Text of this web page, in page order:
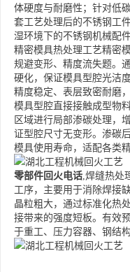
体硬度与耐磨性；针对低
套工艺处理后的不锈钢工
湿环境下的不锈钢机械配件
精密模具热处理工艺精密
规避变形、精度流失题。
硬化，保证模具型腔光洁
精度稳定、表层致密耐磨
模具型腔直接接触成型物
区域进行局部渗碳处理，
证型腔尺寸无变形。渗碳
模具使用寿命，适配各类
零部件回火电话,焊缝热处
工序，主要用于消除焊接
晶粒粗大，通过标准化热
接带来的强度短板。有效
于重工、压力容器、钢结构